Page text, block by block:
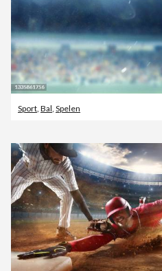
Sport, Bal, Spelen